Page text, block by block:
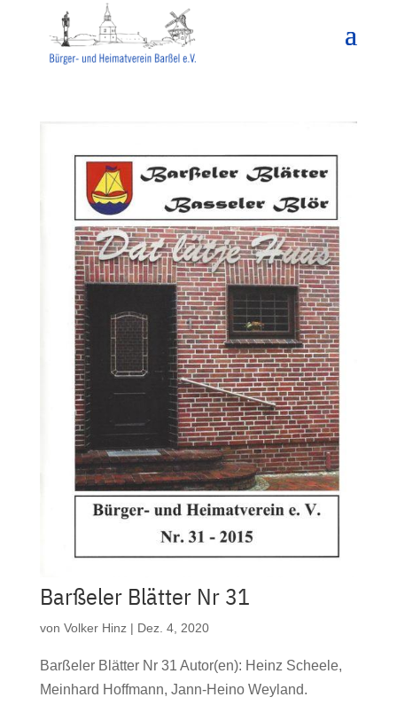
Barßeler Blätter Nr 31
von Volker Hinz| Dez. 4, 2020
Barßeler Blätter Nr 31 Autor(en): Heinz Scheele,
Meinhard Hoffmann, Jann-Heino Weyland.